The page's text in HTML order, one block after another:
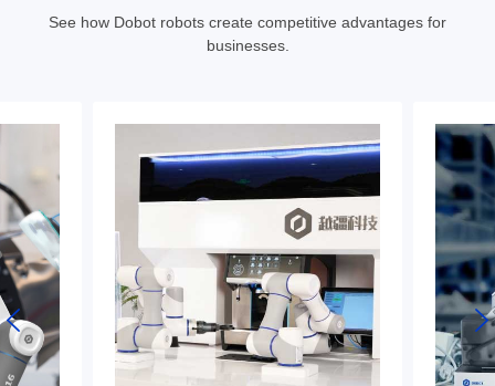
See how Dobot robots create competitive advantages for
businesses.